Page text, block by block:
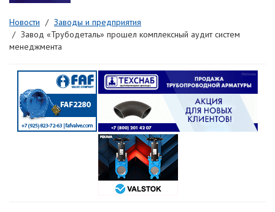
Новости
Заводы и предприятия
Завод «Трубодеталь» прошел комплексный аудит систем
менеджмента